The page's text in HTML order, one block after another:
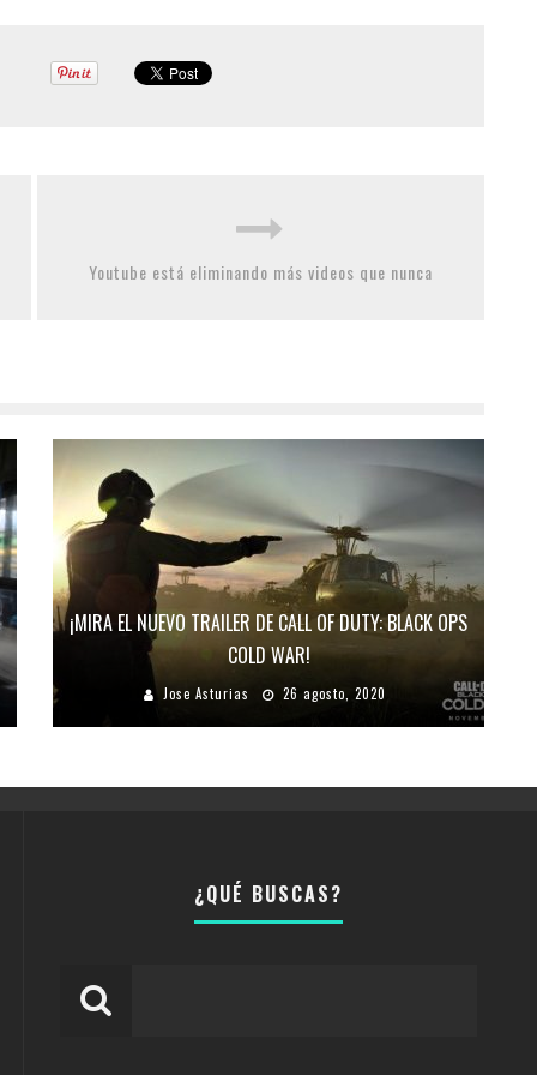
Youtube está eliminando más videos que nunca
¡MIRA EL NUEVO TRAILER DE CALL OF DUTY: BLACK OPS
COLD WAR!
Jose Asturias 26 agosto, 2020
¿QUÉ BUSCAS?